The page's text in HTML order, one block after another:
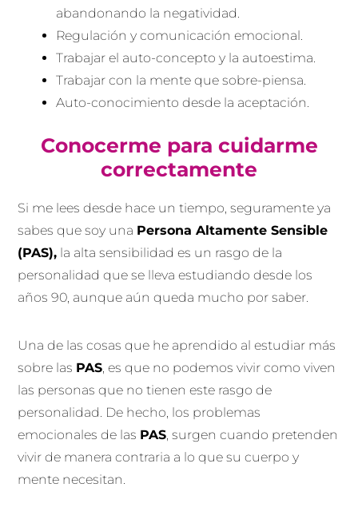
abandonando la negatividad.
Regulación y comunicación emocional.
Trabajar el auto-concepto y la autoestima.
Trabajar con la mente que sobre-piensa.
Auto-conocimiento desde la aceptación.
Conocerme para cuidarme
correctamente
Si me lees desde hace un tiempo, seguramente ya
sabes que soy una Persona Altamente Sensible
(PAS), la alta sensibilidad es un rasgo de la
personalidad que se lleva estudiando desde los
años 90, aunque aún queda mucho por saber.
Una de las cosas que he aprendido al estudiar más
sobre las PAS, es que no podemos vivir como viven
las personas que no tienen este rasgo de
personalidad. De hecho, los problemas
emocionales de las PAS, surgen cuando pretenden
vivir de manera contraria a lo que su cuerpo y
mente necesitan.